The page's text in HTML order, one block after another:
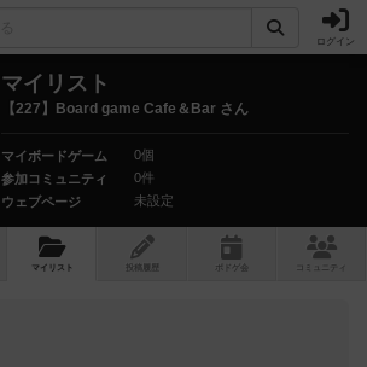
ログイン
マイリスト
【227】Board game Cafe＆Bar さん
マイボードゲーム
0個
参加コミュニティ
0件
ウェブページ
未設定
マイリスト 投稿履歴 ボ ドゲ コミュニティ